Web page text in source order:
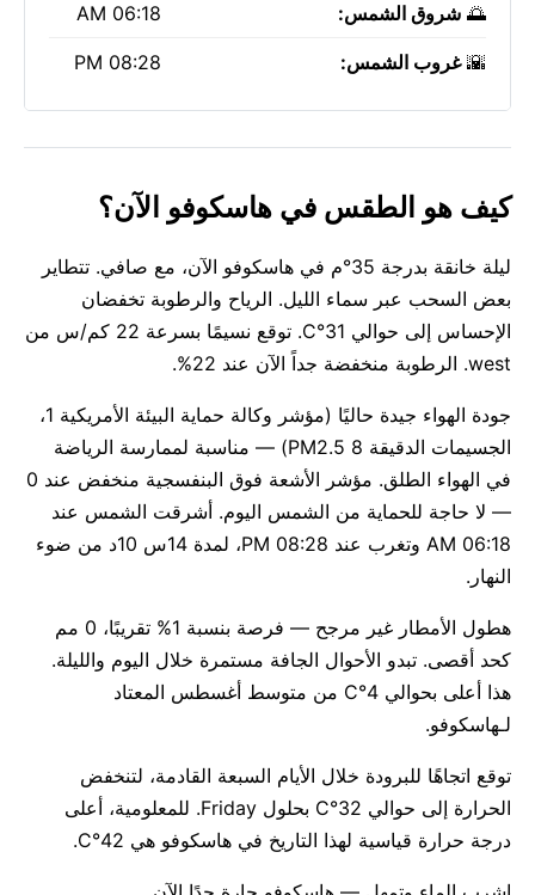
🌅 شروق الشمس: 06:18 AM
🌇غروب الشمس: 08:28 PM
كيف هو الطقس في هاسكوفو الآن؟
ليلة خانقة بدرجة 35°م في هاسكوفو الآن، مع صافي. تتطاير
بعض السحب عبر سماء الليل. الرياح والرطوبة تخفضان
الإحساس إلى حوالي 31°C. توقع نسيمًا بسرعة 22 كم/س من
west. الرطوبة منخفضة جداً الآن عند 22%.
جودة الهواء جيدة حاليًا (مؤشر وكالة حماية البيئة الأمريكية 1،
الجسيمات الدقيقة PM2.5 8) — مناسبة لممارسة الرياضة
في الهواء الطلق. مؤشر الأشعة فوق البنفسجية منخفض عند 0
— لا حاجة للحماية من الشمس اليوم. أشرقت الشمس عند
06:18 AM وتغرب عند 08:28 PM، لمدة 14س 10د من ضوء
النهار.
هطول الأمطار غير مرجح — فرصة بنسبة 1% تقريبًا، 0 مم
كحد أقصى. تبدو الأحوال الجافة مستمرة خلال اليوم والليلة.
هذا أعلى بحوالي 4°C من متوسط أغسطس المعتاد
لـهاسكوفو.
توقع اتجاهًا للبرودة خلال الأيام السبعة القادمة، لتنخفض
الحرارة إلى حوالي 32°C بحلول Friday. للمعلومية، أعلى
درجة حرارة قياسية لهذا التاريخ في هاسكوفو هي 42°C.